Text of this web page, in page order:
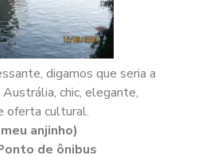
digamos que seria a
chic, elegante,
oferta cultural.
e meu anjinho)
ônibus